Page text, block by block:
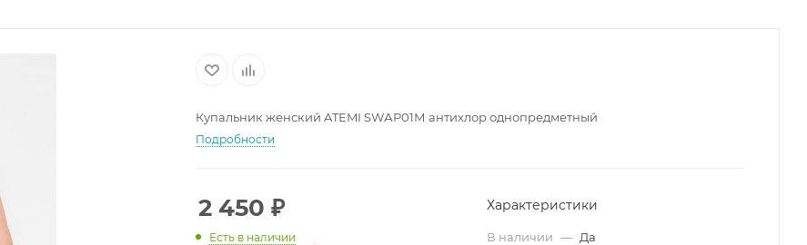
Купальник женский ATEMI SWАР01М антихлор однопредметный
Подробности
2 450 ₽
Есть в наличии
Характеристики
В наличии — Да